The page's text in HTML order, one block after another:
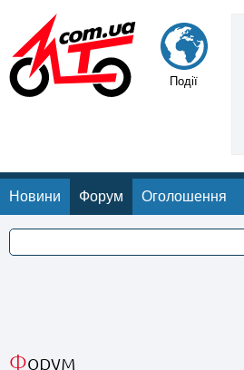
Події
Новини Форум Оголошення
Форум